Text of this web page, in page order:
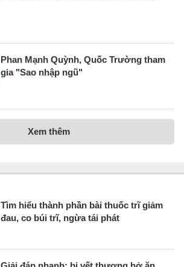
Phan Mạnh Quỳnh, Quốc Trường tham
gia "Sao nhập ngũ"
Xem thêm
Tìm hiểu thành phần bài thuốc trĩ giảm
đau, co búi trĩ, ngừa tái phát